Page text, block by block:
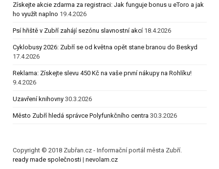
Získejte akcie zdarma za registraci: Jak funguje bonus u eToro a jak
ho využít naplno 19.4.2026
Psí hřiště v Zubří zahájí sezónu slavnostní akcí 18.4.2026
Cyklobusy 2026: Zubří se od května opět stane branou do Beskyd
17.4.2026
Reklama: Získejte slevu 450 Kč na vaše první nákupy na Rohlíku!
9.4.2026
Uzavření knihovny 30.3.2026
Město Zubří hledá správce Polyfunkčního centra 30.3.2026
Copyright © 2018 Zubřan.cz - Informační portál města Zubří.
ready made společnosti | nevolam.cz